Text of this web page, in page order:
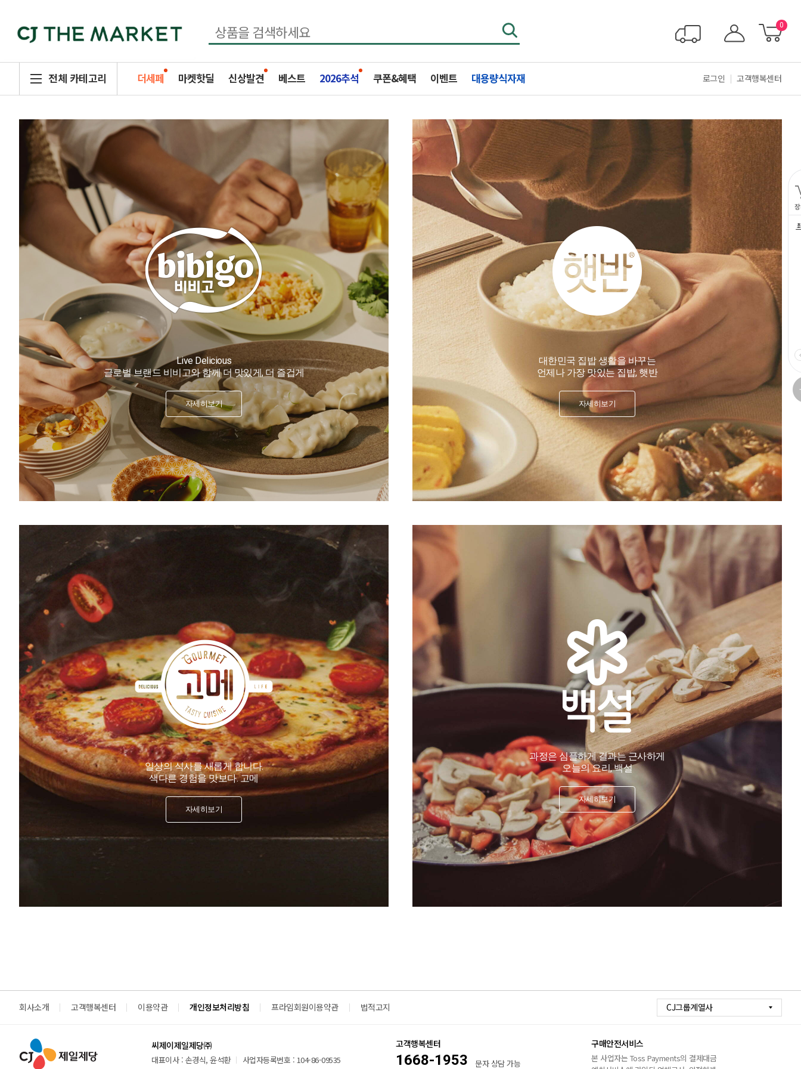
0
전체 카테고리 더세페 마켓핫딜 신상발견 베스트 2026추석 쿠폰&혜택 이벤트 대용량식자재 로그인 고객행복센터
Live Delicious
글로벌 브랜드 비비고와 함께 더 맛있게, 더 즐겁게
자세히보기
대한민국 집밥 생활을 바꾸는
언제나 가장 맛있는 집밥, 햇반
자세히보기
일상의 식사를 새롭게 합니다.
색다른 경험을 맛보다. 고메
자세히보기
과정은 심플하게 결과는 근사하게
오늘의 요리, 백설
자세히보기
회사소개 고객행복센터 이용약관 개인정보처리방침 프라임회원이용약관 법적고지 CJ그룹계열사
씨제이제일제당㈜
대표이사 : 손경식, 윤석환
사업자등록번호 : 104-86-09535
고객행복센터
1668-1953 문자 상담 가능
구매안전서비스
본 사업자는 Toss Payments의 결제대금